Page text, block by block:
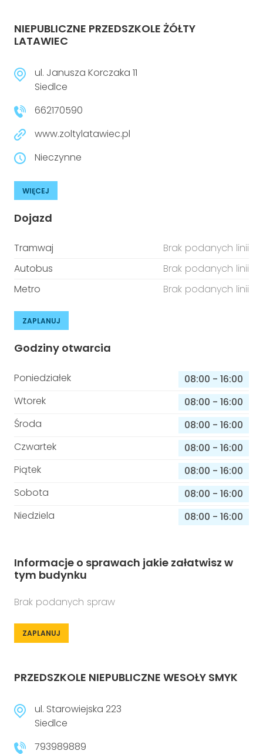
NIEPUBLICZNE PRZEDSZKOLE ŻÓŁTY
LATAWIEC
ul. Janusza Korczaka 11
Siedlce
662170590
www.zoltylatawiec.pl
Nieczynne
WIĘCEJ
Dojazd
Tramwaj
Brak podanych linii
Autobus
Brak podanych linii
Metro
Brak podanych linii
ZAPLANUJ
Godziny otwarcia
Poniedziałek 08:00 - 16:00
Wtorek
08:00 - 16:00
Środa
08:00 - 16:00
Czwartek
08:00 - 16:00
Piątek
08:00 - 16:00
Sobota
08:00 - 16:00
Niedziela
08:00 - 16:00
Informacje o sprawach jakie załatwisz w
tym budynku
Brak podanych spraw
ZAPLANUJ
PRZEDSZKOLE NIEPUBLICZNE WESOŁY SMYK
ul. Starowiejska 223
Siedlce
793989889